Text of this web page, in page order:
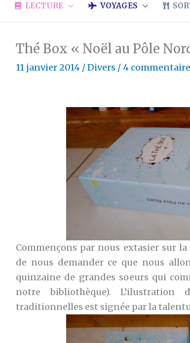
LECTURE VOYAGES
Thé Box « Noël au Pôle
11 janvier 2014 /Divers / 4
Commençons par nous extasier sur
de nous demander ce que nous
quinzaine de grandes soeurs qui
notre bibliothèque). L’ilustration
traditionnelles est signée par la